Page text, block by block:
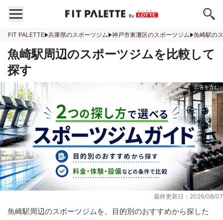
FIT PALETTE 兵庫県のスポーツジム 神戸市東灘区のスポーツジム 魚崎駅の
魚崎駅周辺のスポーツジムを比較して
探す
最終更新日：2026/08/07
魚崎駅周辺のスポーツジムを、目的別のおすすめから探した